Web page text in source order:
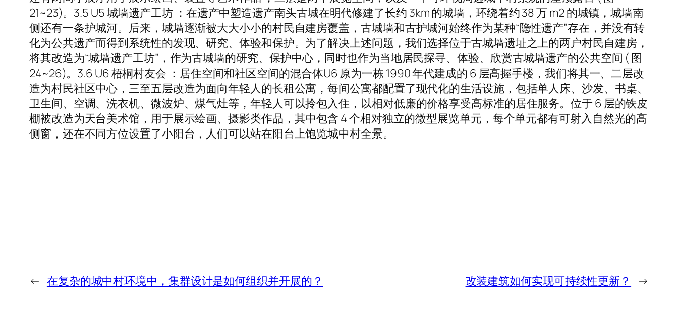
21~23)。3.5 U5 城墙遗产工坊 ：在遗产中塑造遗产南头古城在明代修建了长约 3km 的城墙，环绕着约 38 万 m2 的城镇，城墙南
侧还有一条护城河。后来，城墙逐渐被大大小小的村民自建房覆盖，古城墙和古护城河始终作为某种“隐性遗产”存在，并没有转
化为公共遗产而得到系统性的发现、研究、体验和保护。为了解决上述问题，我们选择位于古城墙遗址之上的两户村民自建房，
将其改造为“城墙遗产工坊”，作为古城墙的研究、保护中心，同时也作为当地居民探寻、体验、欣赏古城墙遗产的公共空间 ( 图
24~26)。3.6 U6 梧桐村友会 ：居住空间和社区空间的混合体U6 原为一栋 1990 年代建成的 6 层高握手楼，我们将其一、二层改
造为村民社区中心，三至五层改造为面向年轻人的长租公寓，每间公寓都配置了现代化的生活设施，包括单人床、沙发、书桌、
卫生间、空调、洗衣机、微波炉、煤气灶等，年轻人可以拎包入住，以相对低廉的价格享受高标准的居住服务。位于 6 层的铁皮
棚被改造为天台美术馆，用于展示绘画、摄影类作品，其中包含 4 个相对独立的微型展览单元，每个单元都有可射入自然光的高
侧窗，还在不同方位设置了小阳台，人们可以站在阳台上饱览城中村全景。
← 在复杂的城中村环境中，集群设计是如何组织并开展的？ 改装建筑如何实现可持续性更新？ →